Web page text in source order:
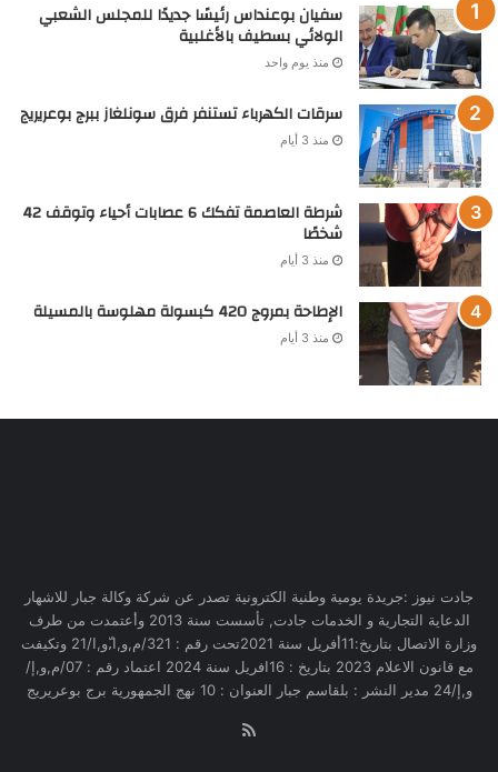
سفيان بوعنداس رئيسًا جديدًا للمجلس الشعبي
الولائي بسطيف بالأغلبية
منذ يوم واحد
سرقات الكهرباء تستنفر فرق سونلغاز ببرج بوعريريج
منذ 3 أيام
شرطة العاصمة تفكك 6 عصابات أحياء وتوقف 42
شخصًا
منذ 3 أيام
الإطاحة بمروج 420 كبسولة مهلوسة بالمسيلة
منذ 3 أيام
جادت نيوز :جريدة يومية وطنية الكترونية تصدر عن شركة وكالة جبار للاشهار
الدعاية التجارية و الخدمات جادت, تأسست سنة 2013 وأعتمدت من طرف
وزارة الاتصال بتاريخ:11أفريل سنة 2021تحت رقم : 321/م,و,ا,ّو,ا/21 وتكيفت
مع قانون الاعلام 2023 بتاريخ : 16افريل سنة 2024 اعتماد رقم : 07/م,و,إ/
و,إ/24 مدير النشر : بلقاسم جبار العنوان : 10 نهج الجمهورية برج بوعريريج